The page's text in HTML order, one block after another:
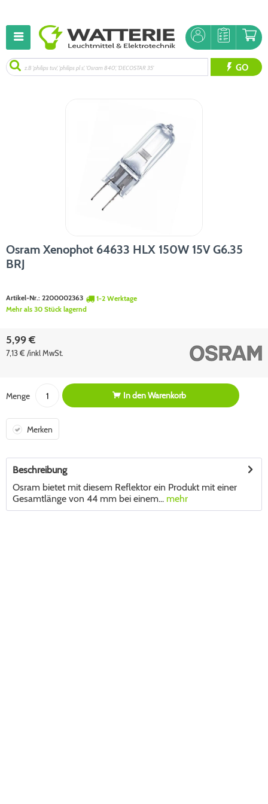
GO
Osram Xenophot 64633 HLX 150W 15V G6.35
BRJ
Artikel-Nr.: 2200002363
1-2 Werktage
Mehr als 30 Stück lagernd
5,99 €
7,13 € /inkl MwSt.
Menge In denWarenkorb
Merken
Beschreibung
Osram bietet mit diesem Reflektor ein Produkt mit einer
Gesamtlänge von 44 mm bei einem... mehr